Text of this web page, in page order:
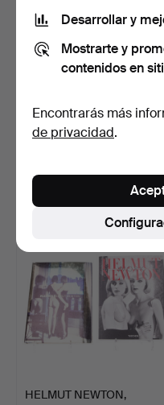
KONGL.
VETENSKAPSACADEMIEN
19 pujas
HELMUT NEWTON,
Desarrollar y
Mostrarte y
contenidos en
Encontrarás más
de privacidad.